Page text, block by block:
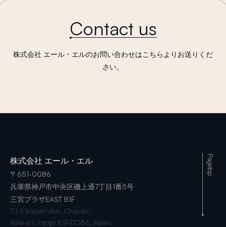
Contact us
株式会社 エール・エルのお問い合わせはこちらよりお送りくだ
さい。
株式会社 エール・エル
〒651-0086
兵庫県神戸市中央区磯上通7丁目1番5号
三宮プラザEAST B1F
7-1-5 Isogami-dori, Chuo-ku,
Kobe-shi, Hyogo 651-0086, Japan,
Pagetop